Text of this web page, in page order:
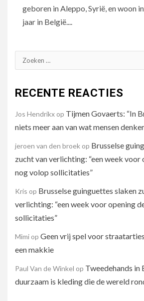
geboren in Aleppo, Syrië, en woon
jaar in België....
Zoeken
naar:
RECENTE REACTIES
Jos Hendrikx op Tijmen Govaerts: “In
niets meer aan van wat mensen
jeroen van den broek op Brusselse
zucht van verlichting: “een week voor
nog volop sollicitaties”
Kris op Brusselse guinguettes slaken
verlichting: “een week voor opening
sollicitaties”
Mimi op Geen vrij spel voor
een makkie
Paul Van de Winkel op Tweedehands in
duurzaam is kleding die de wereld